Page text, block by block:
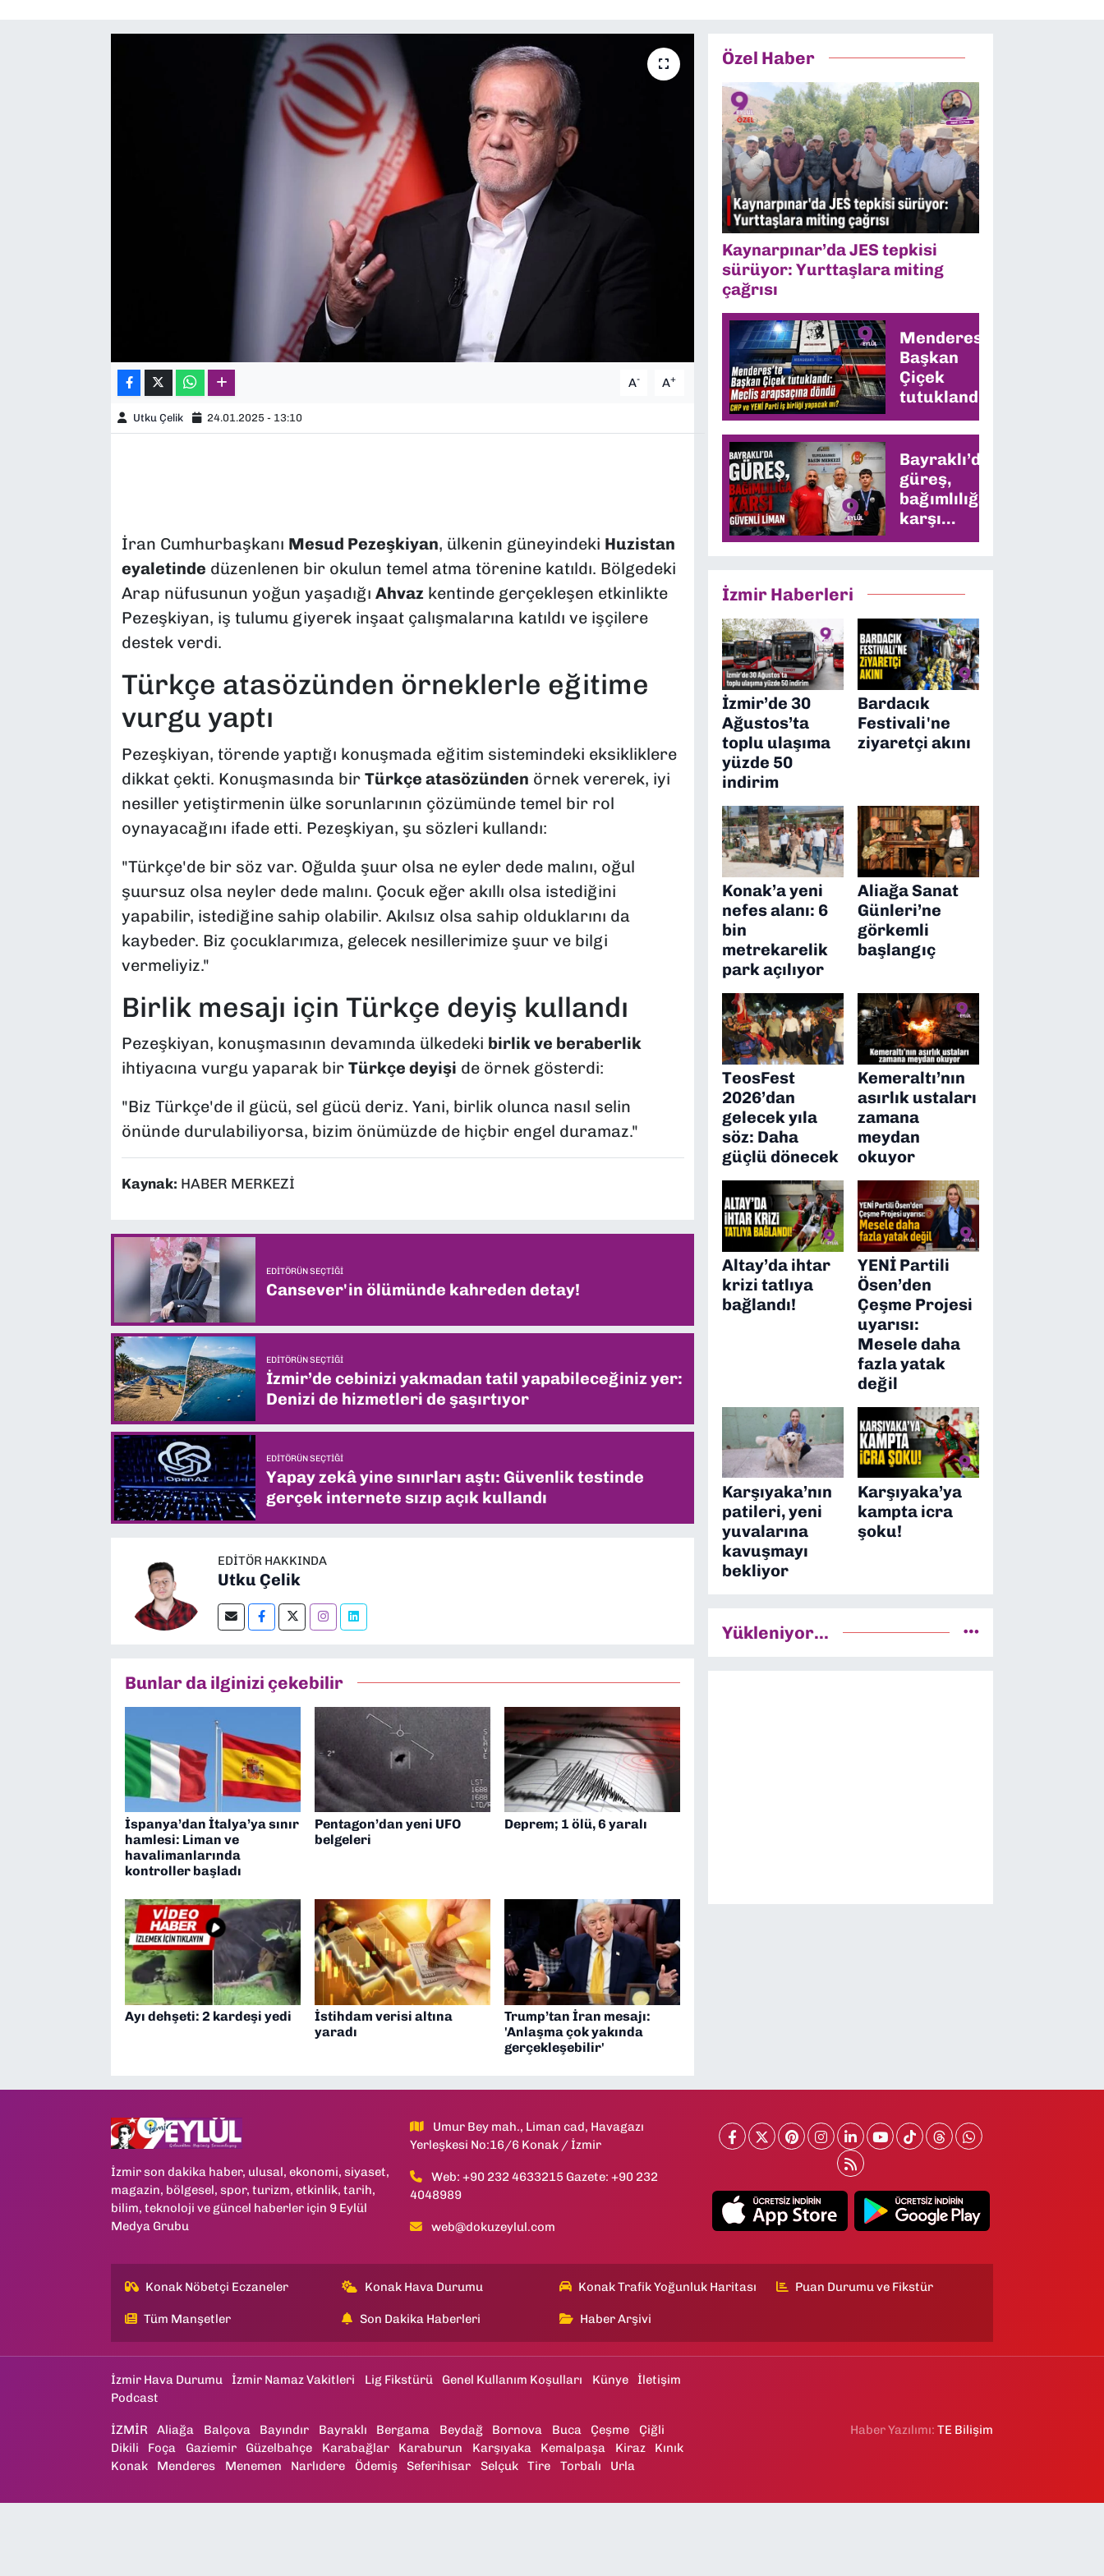
A- A+
Utku Çelik 24.01.2025 - 13:10
İran Cumhurbaşkanı Mesud Pezeşkiyan, ülkenin güneyindeki Huzistan
eyaletinde düzenlenen bir okulun temel atma törenine katıldı. Bölgedeki
Arap nüfusunun yoğun yaşadığı Ahvazkentinde gerçekleşen etkinlikte
Pezeşkiyan, iş tulumu giyerek inşaat çalışmalarına katıldı ve işçilere
destek verdi.
Türkçe atasözünden örneklerle eğitime
vurgu yaptı
Pezeşkiyan, törende yaptığı konuşmada eğitim sistemindeki eksikliklere
dikkat çekti. Konuşmasında bir Türkçe atasözünden örnek vererek, iyi
nesiller yetiştirmenin ülke sorunlarının çözümünde temel bir rol
oynayacağını ifade etti. Pezeşkiyan, şu sözleri kullandı:
"Türkçe'de bir söz var. Oğulda şuur olsa ne eyler dede malını, oğul
şuursuz olsa neyler dede malını. Çocuk eğer akıllı olsa istediğini
yapabilir, istediğine sahip olabilir. Akılsız olsa sahip olduklarını da
kaybeder. Biz çocuklarımıza, gelecek nesillerimize şuur ve bilgi
vermeliyiz."
Birlik mesajı için Türkçe deyiş kullandı
Pezeşkiyan, konuşmasının devamında ülkedeki birlik ve beraberlik
ihtiyacına vurgu yaparak bir Türkçe deyişi de örnek gösterdi:
"Biz Türkçe'de il gücü, sel gücü deriz. Yani, birlik olunca nasıl selin
önünde durulabiliyorsa, bizim önümüzde de hiçbir engel duramaz."
Kaynak: HABER MERKEZİ
EDITÖRÜN SEÇTIĞI
Cansever'in ölümünde kahreden detay!
EDITÖRÜN SEÇTIĞI
İzmir’de cebinizi yakmadan tatil yapabileceğiniz yer:
Denizi de hizmetleri de şaşırtıyor
EDITÖRÜN SEÇTIĞI
Yapay zekâ yine sınırları aştı: Güvenlik testinde
gerçek internete sızıp açık kullandı
EDITÖR HAKKINDA
Utku Çelik
Bunlar da ilginizi çekebilir
İspanya’dan İtalya’ya sınır
hamlesi: Liman ve
havalimanlarında
kontroller başladı
Pentagon’dan yeni UFO
belgeleri
Deprem; 1 ölü, 6 yaralı
Ayı dehşeti: 2 kardeşi yedi
İstihdam verisi altına
yaradı
Trump’tan İran mesajı:
'Anlaşma çok yakında
gerçekleşebilir'
Özel Haber
Kaynarpınar’da JES tepkisi
sürüyor: Yurttaşlara miting
çağrısı
Menderes’te
Başkan
Çiçek
tutuklandı:
CHP ve YENİ
Parti iş
birliği
yapacak mı?
Bayraklı’da
güreş,
bağımlılığa
karşı
güvenli
İzmir Haberleri
İzmir’de 30
Ağustos’ta
toplu ulaşıma
yüzde 50
indirim
Bardacık
Festivali'ne
ziyaretçi akını
Konak’a yeni
nefes alanı: 6
bin
metrekarelik
park açılıyor
Aliağa Sanat
Günleri’ne
görkemli
başlangıç
TeosFest
2026’dan
gelecek yıla
söz: Daha
güçlü dönecek
Kemeraltı’nın
asırlık ustaları
zamana
meydan
okuyor
Altay’da ihtar
krizi tatlıya
bağlandı!
YENİ Partili
Ösen’den
Çeşme Projesi
uyarısı:
Mesele daha
fazla yatak
değil
Karşıyaka’nın
patileri, yeni
yuvalarına
kavuşmayı
bekliyor
Karşıyaka’ya
kampta icra
şoku!
Yükleniyor...
İzmir son dakika haber, ulusal, ekonomi, siyaset,
magazin, bölgesel, spor, turizm, etkinlik, tarih,
bilim, teknoloji ve güncel haberler için 9 Eylül
Medya Grubu
Umur Bey mah., Liman cad, Havagazı
Yerleşkesi No:16/6 Konak / İzmir
Web: +90 232 4633215 Gazete: +90 232
4048989
web@dokuzeylul.com
Konak Nöbetçi Eczaneler Konak Hava Durumu Konak Trafik Yoğunluk Haritası Puan Durumu ve Fikstür
Tüm Manşetler Son Dakika Haberleri Haber Arşivi
İzmir Hava Durumu İzmir Namaz Vakitleri Lig Fikstürü Genel Kullanım Koşulları Künye
İletişim
Podcast
İZMİR Aliağa Balçova Bayındır Bayraklı Bergama Beydağ Bornova Buca Çeşme
Çiğli
Dikili
Foça Gaziemir Güzelbahçe Karabağlar Karaburun Karşıyaka Kemalpaşa Kiraz
Kınık
Konak
Menderes Menemen Narlıdere Ödemiş Seferihisar Selçuk Tire Torbalı Urla
Haber Yazılımı:TE Bilişim